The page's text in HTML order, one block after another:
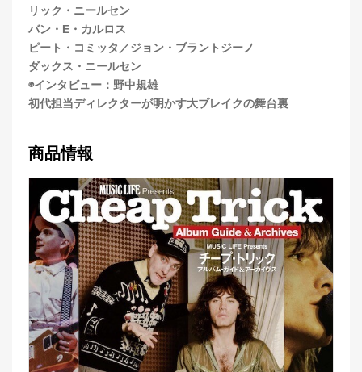
リック・ニールセン
バン・E・カルロス
ピート・コミッタ／ジョン・ブラントジーノ
ダックス・ニールセン
◉インタビュー：野中規雄
初代担当ディレクターが明かす大ブレイクの舞台裏
商品情報